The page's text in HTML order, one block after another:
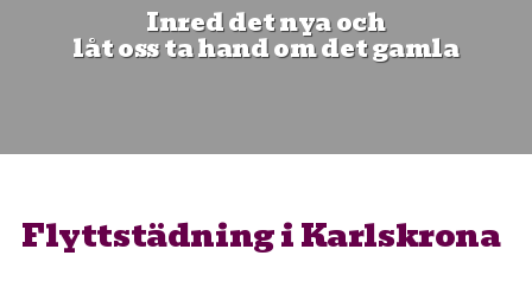
Inred det nya och
låt oss ta hand om det gamla
Flyttstädning i Karlskrona